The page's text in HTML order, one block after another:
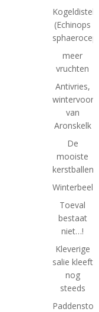
Kogeldistel
(Echinops
meer
vruchten
Antivries,
van
Aronskelk
De
mooiste
kerstballen
Toeval
bestaat
niet…!
Kleverige
salie kleeft
nog
steeds